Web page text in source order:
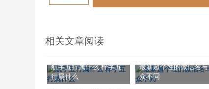
相关文章阅读
航字五行属什么 梓字五
行属什么
最新超个性的微信名与
众不同